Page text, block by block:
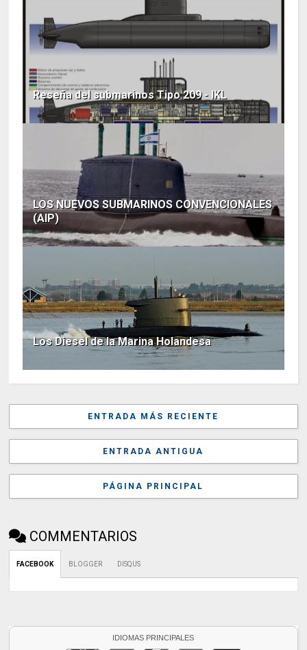
Reseña del submarinos Tipo 209 - IKL
LOS NUEVOS SUBMARINOS CONVENCIONALES
(AIP)
Los Diesel de la Marina Holandesa
ENTRADA MÁS RECIENTE
ENTRADA ANTIGUA
PÁGINA PRINCIPAL
COMMENTARIOS
FACEBOOK BLOGGER DISQUS
IDIOMAS PRINCIPALES